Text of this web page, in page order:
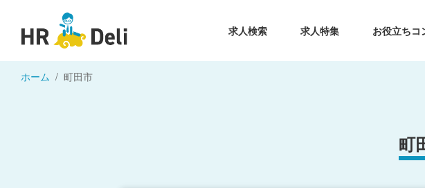
求人検索 求人特集 お役立ちコ
ホーム 町田市
町